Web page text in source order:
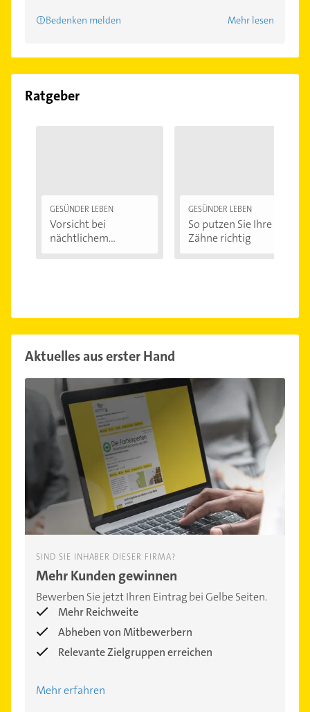
Bedenken melden Mehr lesen
Ratgeber
GESÜNDER LEBEN
Vorsicht bei
nächtlichem
GESÜNDER LEBEN
So putzen Sie Ihre
Zähne richtig
Aktuelles aus erster Hand
SIND SIE INHABER DIESER FIRMA?
Mehr Kunden gewinnen
Bewerben Sie jetzt Ihren Eintrag bei Gelbe Seiten.
Mehr Reichweite
Abheben von Mitbewerbern
Relevante Zielgruppen erreichen
Mehr erfahren